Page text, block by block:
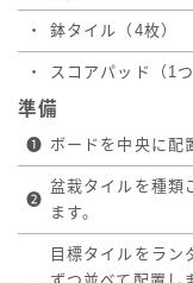
・ 鉢タイル（4枚）
・ スコアパッド（1つ
準備
❶ ボードを中央に配
❷
盆栽タイルを種類
ます。
目標タイルをラ